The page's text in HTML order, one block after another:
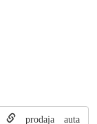
prodaja auta